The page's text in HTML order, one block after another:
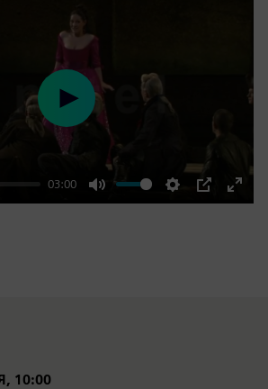
03:00
Mute Settings
PIP
Enter
Play
10:00